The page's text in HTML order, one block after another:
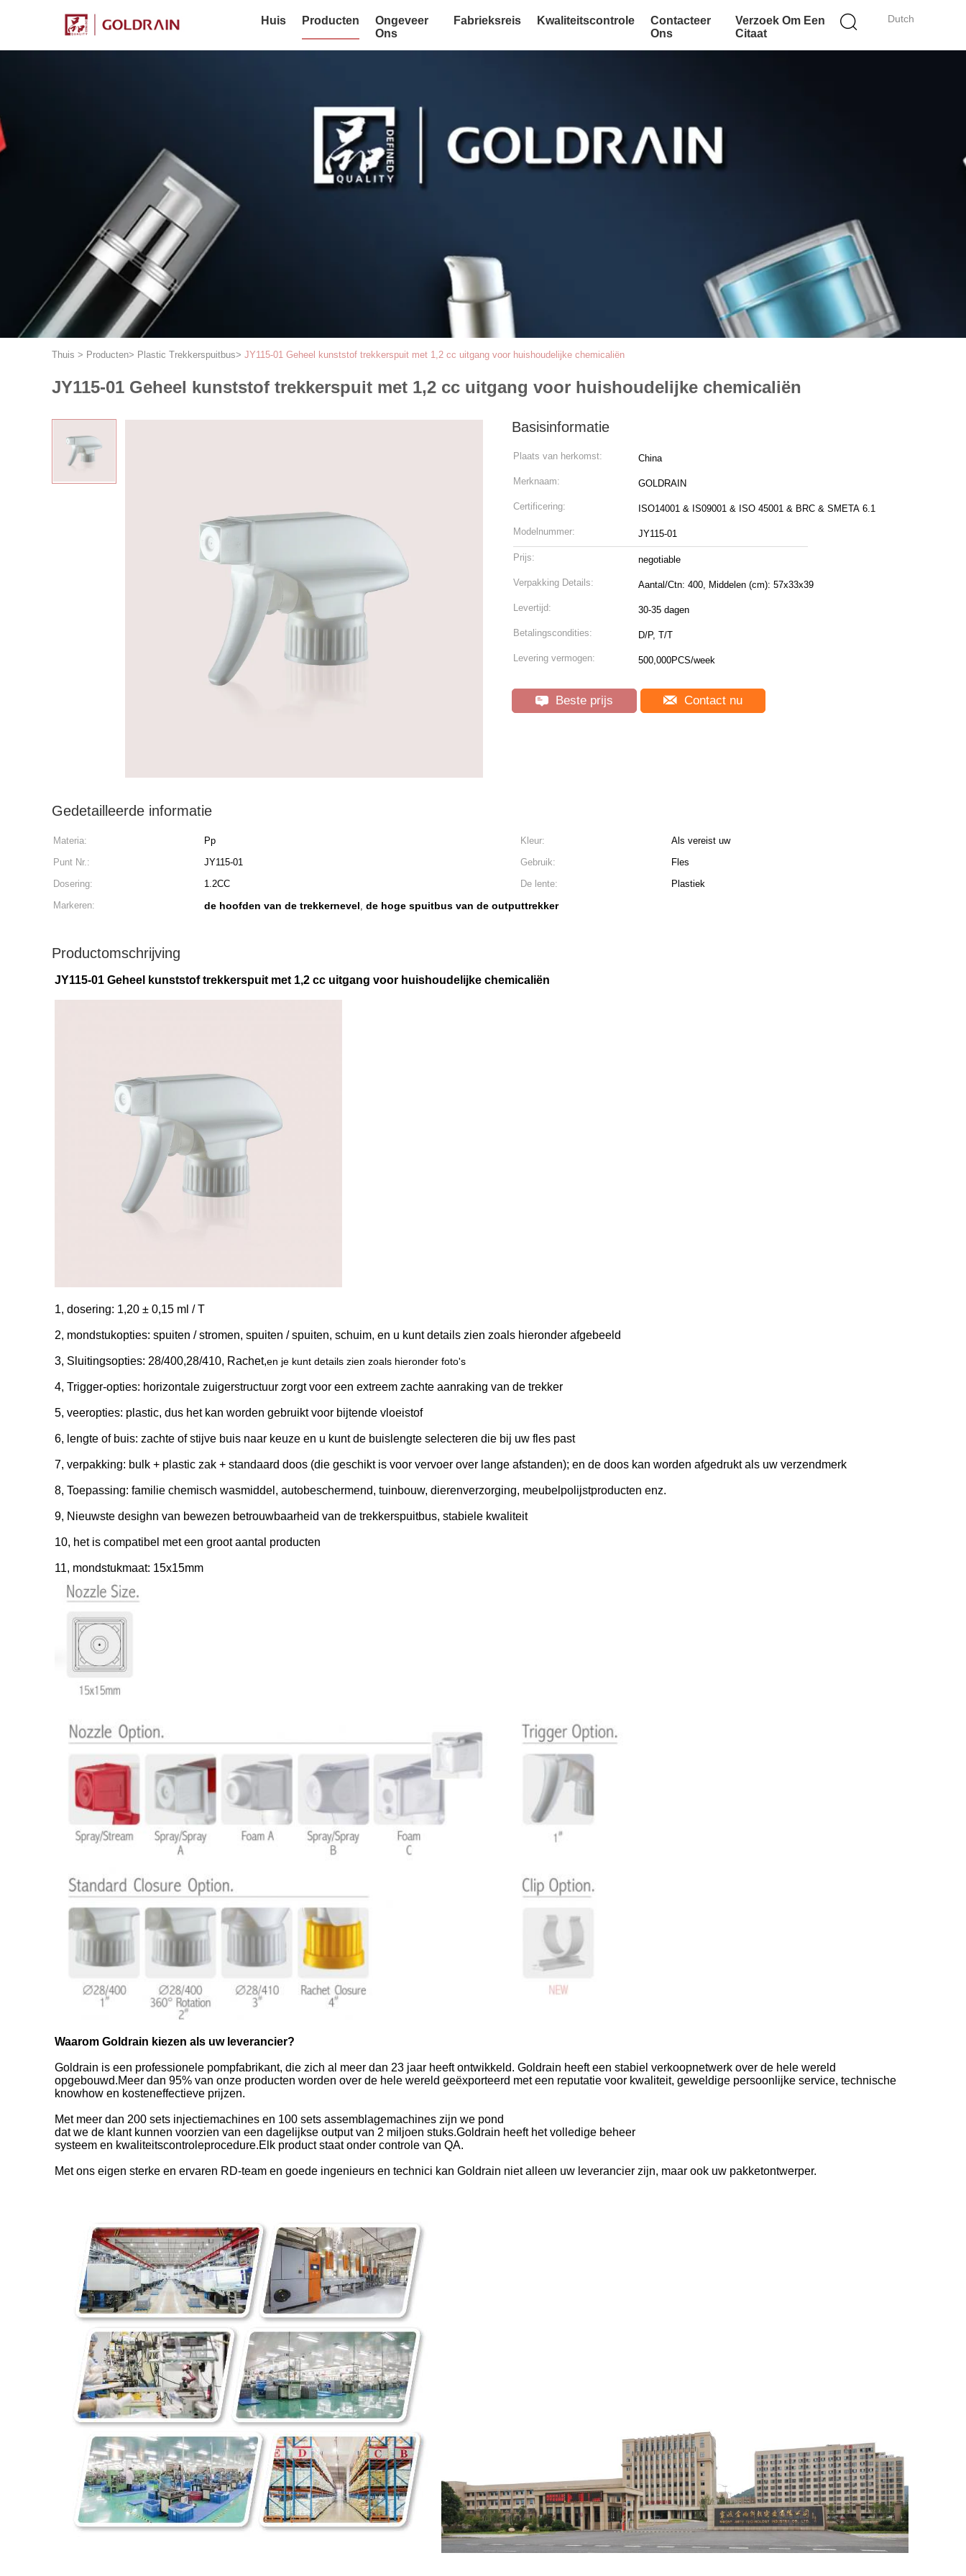
Dutch
Huis Producten
Ongeveer
Ons
Fabrieksreis Kwaliteitscontrole
Contacteer
Ons
Verzoek Om Een
Citaat
Thuis > Producten> Plastic Trekkerspuitbus> JY115-01 Geheel kunststof trekkerspuit met 1,2 cc uitgang voor huishoudelijke chemicaliën
JY115-01 Geheel kunststof trekkerspuit met 1,2 cc uitgang voor huishoudelijke chemicaliën
Basisinformatie
Plaats van herkomst: China
Merknaam: GOLDRAIN
Certificering: ISO14001 & IS09001 & ISO 45001 & BRC & SMETA 6.1
Modelnummer: JY115-01
Prijs: negotiable
Verpakking Details: Aantal/Ctn: 400, Middelen (cm): 57x33x39
Levertijd: 30-35 dagen
Betalingscondities: D/P, T/T
Levering vermogen: 500,000PCS/week
Beste prijs Contact nu
Gedetailleerde informatie
Materia: Pp Kleur:
Als vereist uw
Punt Nr.:
JY115-01 Gebruik:
Fles
Dosering:
1.2CC De lente:
Plastiek
Markeren:
de hoofden van de trekkernevel, de hoge spuitbus van de outputtrekker
Productomschrijving
JY115-01 Geheel kunststof trekkerspuit met 1,2 cc uitgang voor huishoudelijke chemicaliën
1, dosering: 1,20 ± 0,15 ml / T
2, mondstukopties: spuiten / stromen, spuiten / spuiten, schuim, en u kunt details zien zoals hieronder afgebeeld
3, Sluitingsopties: 28/400,28/410, Rachet,en je kunt details zien zoals hieronder foto's
4, Trigger-opties: horizontale zuigerstructuur zorgt voor een extreem zachte aanraking van de trekker
5, veeropties: plastic, dus het kan worden gebruikt voor bijtende vloeistof
6, lengte of buis: zachte of stijve buis naar keuze en u kunt de buislengte selecteren die bij uw fles past
7, verpakking: bulk + plastic zak + standaard doos (die geschikt is voor vervoer over lange afstanden); en de doos kan worden afgedrukt als uw verzendmerk
8, Toepassing: familie chemisch wasmiddel, autobeschermend, tuinbouw, dierenverzorging, meubelpolijstproducten enz.
9, Nieuwste desighn van bewezen betrouwbaarheid van de trekkerspuitbus, stabiele kwaliteit
10, het is compatibel met een groot aantal producten
11, mondstukmaat: 15x15mm
Waarom Goldrain kiezen als uw leverancier?
Goldrain is een professionele pompfabrikant, die zich al meer dan 23 jaar heeft ontwikkeld. Goldrain heeft een stabiel verkoopnetwerk over de hele wereld
opgebouwd.Meer dan 95% van onze producten worden over de hele wereld geëxporteerd met een reputatie voor kwaliteit, geweldige persoonlijke service, technische
knowhow en kosteneffectieve prijzen.
Met meer dan 200 sets injectiemachines en 100 sets assemblagemachines zijn we pond
dat we de klant kunnen voorzien van een dagelijkse output van 2 miljoen stuks.Goldrain heeft het volledige beheer
systeem en kwaliteitscontroleprocedure.Elk product staat onder controle van QA.
Met ons eigen sterke en ervaren RD-team en goede ingenieurs en technici kan Goldrain niet alleen uw leverancier zijn, maar ook uw pakketontwerper.